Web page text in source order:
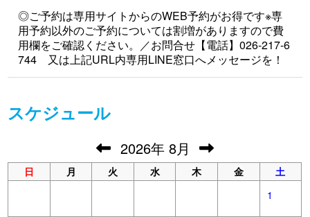
◎ご予約は専用サイトからのWEB予約がお得です※専
用予約以外のご予約については割増がありますので費
用欄をご確認ください。／お問合せ【電話】026-217-6
744 又は上記URL内専用LINE窓口へメッセージを！
スケジュール
2026年 8月
日 月 火 水 木 金
土
1